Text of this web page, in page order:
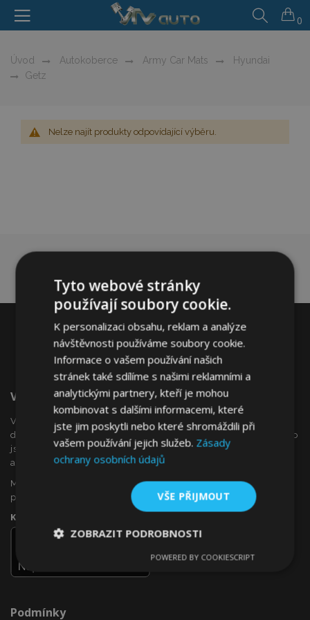
0
Úvod Autokoberce Army Car Mats
Hyundai
Getz
Nelze najít produkty odpovídající výběru.
Vítejte Na VTVauto.cz
VTVauto je maloobchodním prodejcem a velkoobchodním
dodavatelem autopříslušenství a autodoplňků v Evropě, jako
jsou např .: ozdobné kryty kol (poklice), okenní deflektory,
autopotahy, autorohože, chromové kryty a rámy, ...
Máte zájem o dropshipping, nebo se chcete stát naším
partnerem?
Kontaktujte nás ještě dnes!
Podmínky
Tyto webové stránky
používají soubory cookie.
K personalizaci obsahu, reklam a analýze
návštěvnosti používáme soubory cookie.
Informace o vašem používání našich
stránek také sdílíme s našimi reklamními a
analytickými partnery, kteří je mohou
kombinovat s dalšími informacemi, které
jste jim poskytli nebo které shromáždili při
vašem používání jejich služeb. Zásady
ochrany osobních údajů
VŠE PŘIJMOUT
ZOBRAZIT PODROBNOSTI
nutné
Výkonové
soubory
Soubory
POWERED BY COOKIESCRIPT